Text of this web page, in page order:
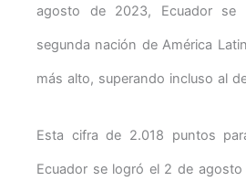
agosto de 2023, Ecuador se
segunda nación de América
más alto, superando incluso al
Esta cifra de 2.018 puntos
Ecuador se logró el 2 de